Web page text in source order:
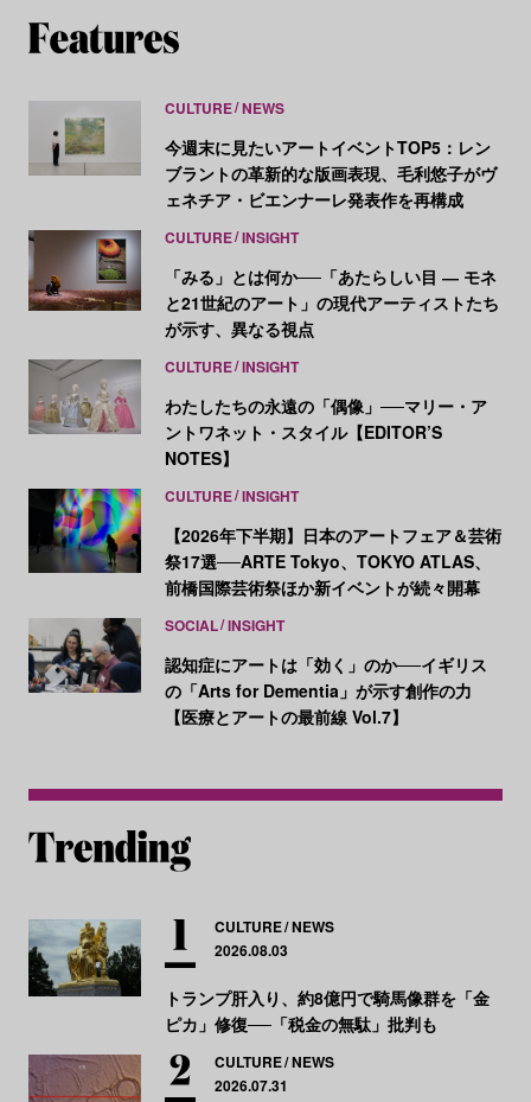
CULTURE NEWS
今週末に見たいアートイベントTOP5：レン
ブラントの革新的な版画表現、毛利悠子がヴ
ェネチア・ビエンナーレ発表作を再構成
CULTURE INSIGHT
「みる」とは何か──「あたらしい目 ― モネ
と21世紀のアート」の現代アーティストたち
が示す、異なる視点
CULTURE INSIGHT
わたしたちの永遠の「偶像」──マリー・ア
ントワネット・スタイル【EDITOR’S
NOTES】
CULTURE INSIGHT
【2026年下半期】日本のアートフェア＆芸術
祭17選──ARTE Tokyo、TOKYO ATLAS、
前橋国際芸術祭ほか新イベントが続々開幕
SOCIAL INSIGHT
認知症にアートは「効く」のか──イギリス
の「Arts for Dementia」が示す創作の力
【医療とアートの最前線 Vol.7】
CULTURE NEWS
2026.08.03
トランプ肝入り、約8億円で騎馬像群を「金
ピカ」修復──「税金の無駄」批判も
CULTURE NEWS
2026.07.31